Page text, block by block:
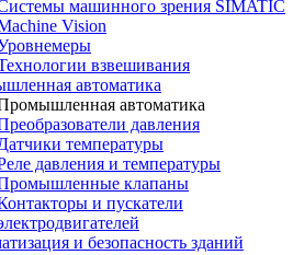
машинного зрения SIMATIC
Vision
взвешивания
автоматика
автоматика
давления
температуры
давления и температуры
клапаны
и пускатели
и безопасность зданий